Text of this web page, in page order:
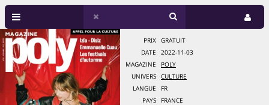
PRIX
GRATUIT
DATE
2022-11-03
MAGAZINE
POLY
UNIVERS
CULTURE
LANGUE
FR
PAYS
FRANCE